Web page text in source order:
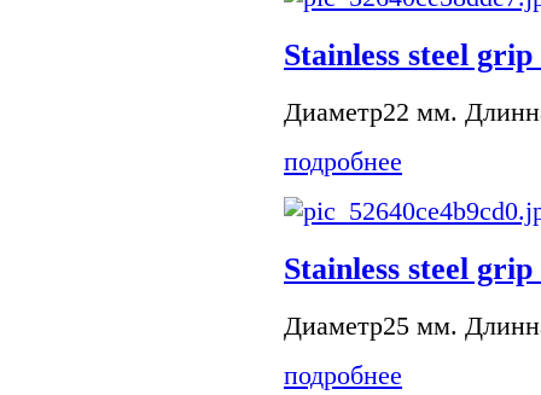
Stainless steel grip
Диаметр22 мм.
подробнее
Stainless steel grip
Диаметр25 мм.
подробнее